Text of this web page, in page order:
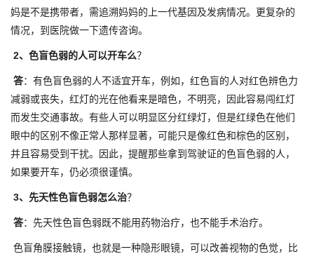
妈是不是携带者，需追溯妈妈的上一代基因及发病情况。更复杂的
情况，到医院做一下遗传咨询。
2、色盲色弱的人可以开车么？
答：有色盲色弱的人不适宜开车，例如，红色盲的人对红色辨色力
减弱或丧失，红灯的光在他看来是暗色，不明亮，因此容易闯红灯
而发生交通事故。有些人可以明显区分红绿灯，但是红绿色在他们
眼中的区别不像正常人那样显著，可能只是像红色和棕色的区别，
并且容易受到干扰。因此，提醒那些拿到驾驶证的色盲色弱的人，
如果要开车，仍必须很谨慎。
3、先天性色盲色弱怎么治？
答：先天性色盲色弱既不能用药物治疗，也不能手术治疗。
色盲角膜接触镜，也就是一种隐形眼镜，可以改善视物的色觉，比